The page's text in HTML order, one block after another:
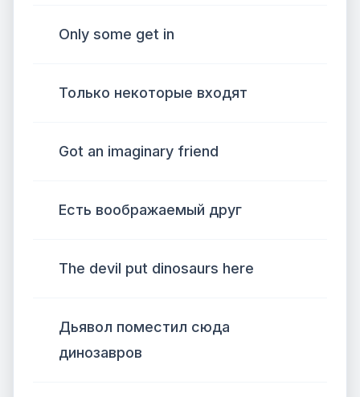
Only some get in
Только некоторые входят
Got an imaginary friend
Есть воображаемый друг
The devil put dinosaurs here
Дьявол поместил сюда
динозавров